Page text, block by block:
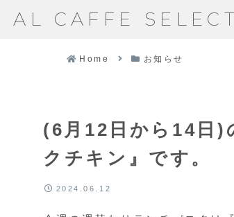
AL CAFFE
Home お知らせ
(6月12日から14日)
クチキン』です。
2024.06.12